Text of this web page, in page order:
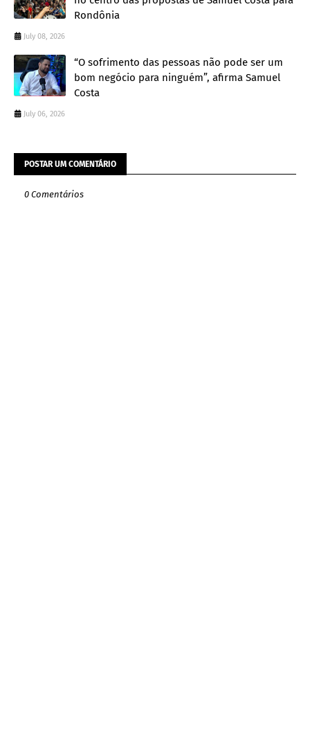
Rondônia
July 08, 2026
“O sofrimento das pessoas não pode ser um
bom negócio para ninguém”, afirma Samuel
Costa
July 06, 2026
POSTAR UM COMENTÁRIO
0 Comentários